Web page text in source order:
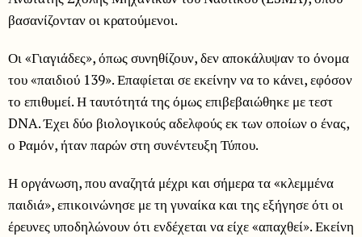
βασανίζονταν οι κρατούμενοι.
Οι «Γιαγιάδες», όπως συνηθίζουν, δεν αποκάλυψαν το όνομα
του «παιδιού 139». Επαφίεται σε εκείνην να το κάνει, εφόσον
το επιθυμεί. Η ταυτότητά της όμως επιβεβαιώθηκε με τεστ
DNA. Έχει δύο βιολογικούς αδελφούς εκ των οποίων ο ένας,
ο Ραμόν, ήταν παρών στη συνέντευξη Τύπου.
Η οργάνωση, που αναζητά μέχρι και σήμερα τα «κλεμμένα
παιδιά», επικοινώνησε με τη γυναίκα και της εξήγησε ότι οι
έρευνες υποδηλώνουν ότι ενδέχεται να είχε «απαχθεί». Εκείνη